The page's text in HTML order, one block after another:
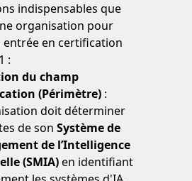
indispensables que
organisation pour
en certification
:
du champ
(Périmètre) :
doit déterminer
de son Système de
de l’Intelligence
(SMIA)en identifiant